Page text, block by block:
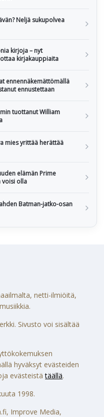
Neljä sukupolvea
kirjoja – nyt
kirjakauppiaita
ennennäkemättömällä
ennustettaan
tuottanut William
mies yrittää herättää
elämän Prime
voisi olla
Batman-jatko-osan
netti-ilmiöitä,
Sivusto voi sisältää
hyväksyt evästeiden
evästeistätäällä.
1998.
Improve Media,